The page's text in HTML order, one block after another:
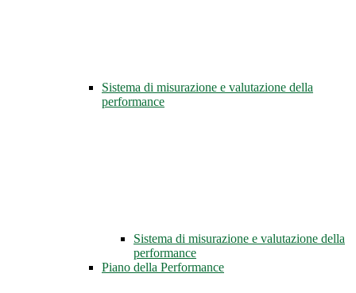
Sistema di misurazione e valutazione della
performance
Sistema di misurazione e valutazione della
performance
Piano della Performance